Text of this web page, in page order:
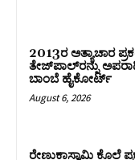
2013ರ ಅತ್ಯಾಚಾರ
ತೇಜ್‌ಪಾಲ್‌ರನ್ನು
ಬಾಂಬೆ ಹೈಕೋರ್ಟ್
August 6, 2026
ರೇಣುಕಾಸ್ವಾಮಿ ಕೊಲೆ